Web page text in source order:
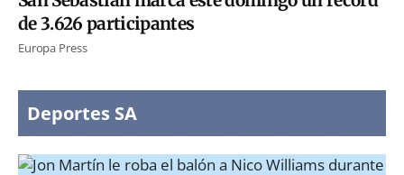
de 3.626 participantes
Europa Press
Deportes SA